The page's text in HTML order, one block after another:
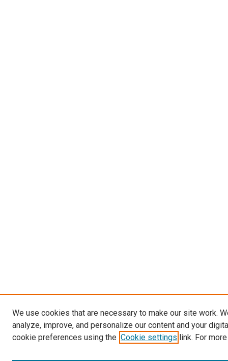
We use cookies that are necessary to make our site work.
analyze, improve, and personalize our content and your
cookie preferences using the Cookie settings link. For